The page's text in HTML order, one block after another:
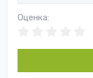
Оценка: